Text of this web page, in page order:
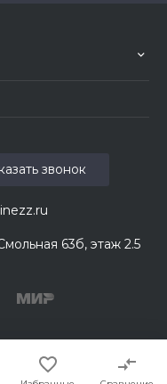
63б, этаж 2.5
звонок
магазин